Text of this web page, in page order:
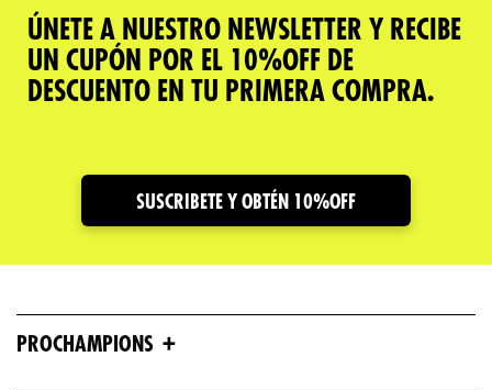
ÚNETE A NUESTRO NEWSLETTER Y RECIBE
UN CUPÓN POR EL 10%OFF DE
DESCUENTO EN TU PRIMERA COMPRA.
SUSCRIBETE Y OBTÉN 10%OFF
PROCHAMPIONS +